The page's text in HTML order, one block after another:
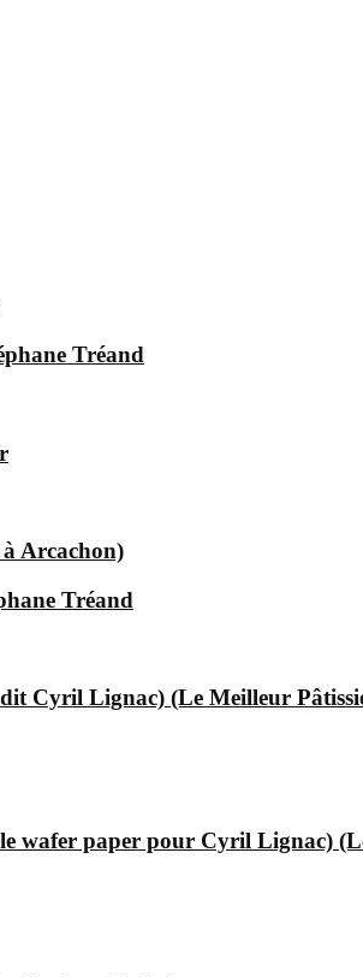
Tréand
Arcachon)
Tréand
Cyril Lignac) (Le Meilleur
wafer paper pour Cyril Lignac)